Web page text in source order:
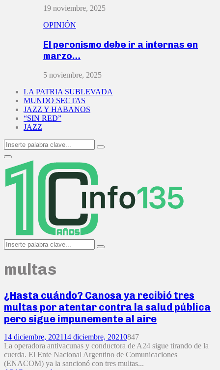
19 noviembre, 2025
OPINIÓN
El peronismo debe ir a internas en
marzo…
5 noviembre, 2025
LA PATRIA SUBLEVADA
MUNDO SECTAS
JAZZ Y HABANOS
“SIN RED”
JAZZ
Search
for:
Search
Primary
Menu
Search
for:
Search
multas
¿Hasta cuándo? Canosa ya recibió tres
multas por atentar contra la salud pública
pero sigue impunemente al aire
14 diciembre, 202114 diciembre, 20210847
La operadora antivacunas y conductora de A24 sigue tirando de la
cuerda. El Ente Nacional Argentino de Comunicaciones
(ENACOM) ya la sancionó con tres multas...